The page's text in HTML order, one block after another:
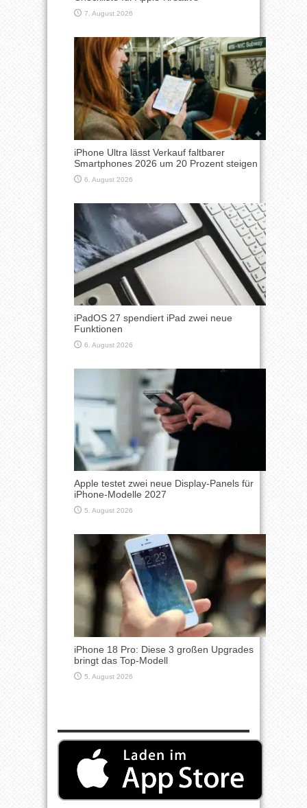
7. August 2026
iPhone Ultra lässt Verkauf faltbarer
Smartphones 2026 um 20 Prozent steigen
6. August 2026
iPadOS 27 spendiert iPad zwei neue
Funktionen
6. August 2026
Apple testet zwei neue Display-Panels für
iPhone-Modelle 2027
5. August 2026
iPhone 18 Pro: Diese 3 großen Upgrades
bringt das Top-Modell
5. August 2026